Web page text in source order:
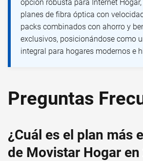
opción robusta para Internet
planes de fibra óptica con
packs combinados con ahorro y
exclusivos, posicionándose como
integral para hogares modernos e
Preguntas
¿Cuál es el plan más
de Movistar Hogar en